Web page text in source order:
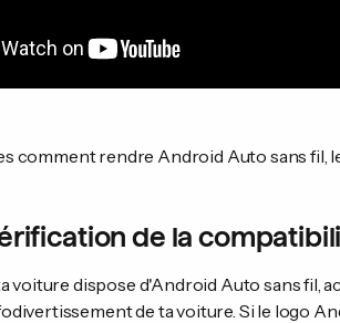
comment rendre Android Auto sans fil,
de la
voiture dispose d'Android Auto sans fil,
de ta voiture. Si le logo